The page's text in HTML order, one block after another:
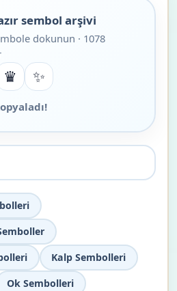
sembol arşivi
dokunun · 1078
♛ ✨
Kalp Sembolleri
Ok Sembolleri